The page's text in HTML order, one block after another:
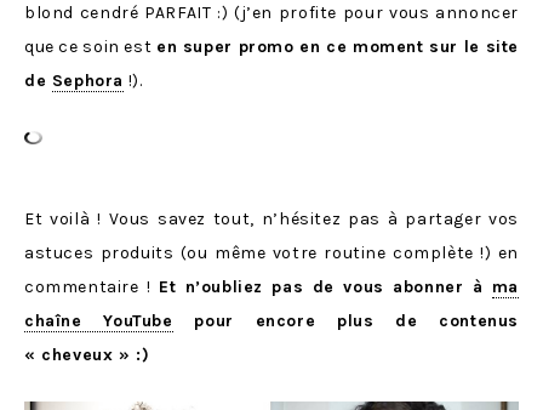
blond cendré PARFAIT :) (j’en profite pour vous annoncer
que ce soin est en super promo en ce moment sur le site
de Sephora !).
Et voilà ! Vous savez tout, n’hésitez pas à partager vos
astuces produits (ou même votre routine complète !) en
commentaire ! Et n’oubliez pas de vous abonner à ma
chaîne YouTube pour encore plus de contenus
« cheveux » :)